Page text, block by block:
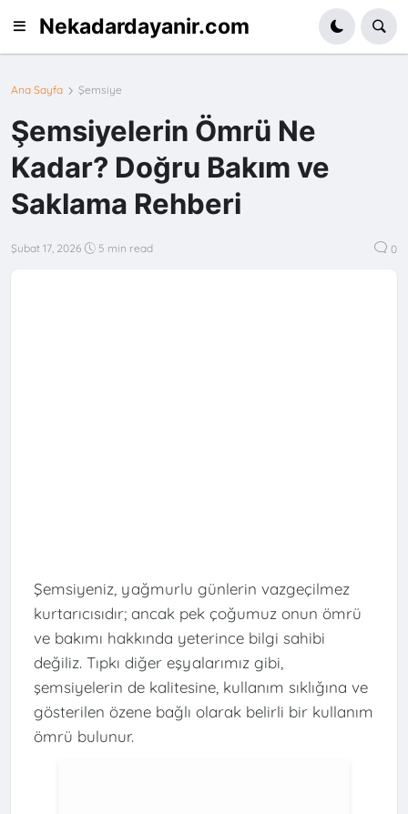
Nekadardayanir.com
Ana Sayfa Şemsiye
Şemsiyelerin Ömrü Ne
Kadar? Doğru Bakım ve
Saklama Rehberi
Şubat 17, 2026 5 min read 0
Şemsiyeniz, yağmurlu günlerin vazgeçilmez
kurtarıcısıdır; ancak pek çoğumuz onun ömrü
ve bakımı hakkında yeterince bilgi sahibi
değiliz. Tıpkı diğer eşyalarımız gibi,
şemsiyelerin de kalitesine, kullanım sıklığına ve
gösterilen özene bağlı olarak belirli bir kullanım
ömrü bulunur.